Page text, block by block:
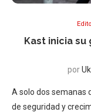
Kast inicia
por
A solo dos semanas
de seguridad y